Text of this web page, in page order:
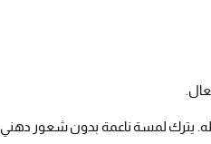
يترك لمسة ناعمة بدون شعور دهني.